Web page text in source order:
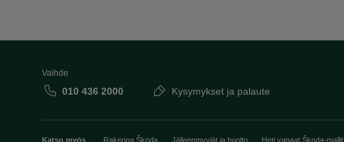
Vaihde
010 436 2000 Kysymykset ja palaute
Katso myös Rakenna Škoda Jälleenmyyjät ja huolto Heti vapaat Škoda-mallit